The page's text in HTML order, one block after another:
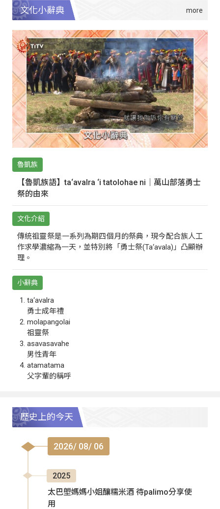
文化小辭典
魯凱族
【魯凱族語】ta‘avalra ‘i tatolohae ni｜萬山部落勇士
祭的由來
文化介紹
傳統祖靈祭是一系列為期四個月的祭典，現今配合族人工
作求學濃縮為一天，並特別將「勇士祭(Ta‘avala)」凸顯辦
理。
小辭典
ta‘avalra
勇士成年禮
molapangolai
祖靈祭
asavasavahe
男性青年
atamatama
父字輩的稱呼
歷史上的今天
2026/ 08/ 06
2025
太巴塱媽媽小姐釀糯米酒 待palimo分享使
用